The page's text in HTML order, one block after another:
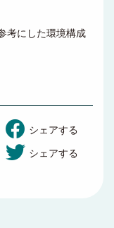
考にした環境構成
シェアする
シェアする